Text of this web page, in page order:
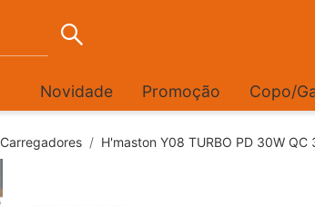
Novidade Promoção Copo/
Carregadores H'maston Y08 TURBO PD 30W